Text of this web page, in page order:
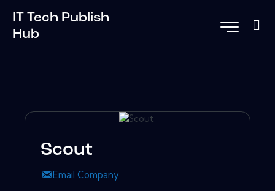
IT Tech Publish
Hub
Scout
Email Company